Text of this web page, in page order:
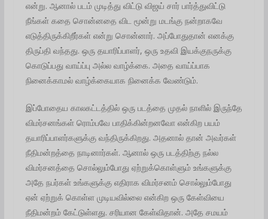
என்று. ஆனால் படம் முடித்து விட்டு விஜய் சார் பார்த்துவிட்டு
நீங்கள் கதை சொன்னதை விட மூன்று மடங்கு நன்றாகவே
எடுத்திருக்கிறீர்கள் என்று சொன்னார். அப்போதுதான் எனக்கு
திருப்தி வந்தது. ஒரு தயாரிப்பாளர், ஒரு உதவி இயக்குநருக்கு
கொடுப்பது வாய்ப்பு அல்ல வாழ்க்கை. அதை வாய்ப்பாக
நினைக்காமல் வாழ்க்கையாக நினைக்க வேண்டும்.
இப்போதைய காலகட்டத்தில் ஒரு படத்தை முதல் நாளில் இருந்தே
விமர்சனங்கள் ரொம்பவே பாதிக்கின்றனவோ என்கிற பயம்
தயாரிப்பாளர்களுக்கு வந்திருக்கிறது. அதனால் தான் அவர்கள்
நீதிமன்றத்தை நாடினார்கள். ஆனால் ஒரு படத்திற்கு நல்ல
விமர்சனத்தை சொல்லும்போது ஏற்றுக்கொள்ளும் உங்களுக்கு
அதே நபர்கள் உங்களுக்கு எதிராக விமர்சனம் சொல்லும்போது
ஏன் ஏற்றுக் கொள்ள முடியவில்லை என்கிற ஒரு கேள்வியை
நீதிமன்றம் கேட்டுள்ளது. சரியான கேள்விதான். அதே சமயம்